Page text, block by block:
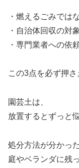
・燃えるごみでは
・自治体回収の対
・専門業者への依
この3点を必ず押さ
園芸土は、
放置するとずっと
処分方法が分かっ
庭やベランダに残